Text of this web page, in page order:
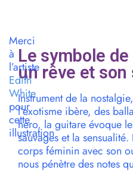
Le symbole
un rêve et son
Instrument de la
l’exotisme ibère, des
hero, la guitare évoque
sauvages et la
corps féminin avec son
nous pénètre des notes
Merci
à
l’artiste
Edith
White
pour
cette
illustration